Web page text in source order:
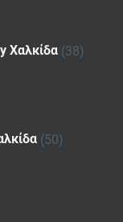
Χαλκίδα (38)
(50)